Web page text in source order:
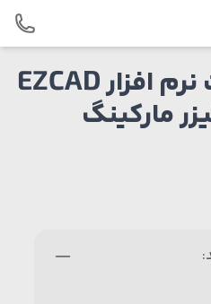
آموزش تنظیمات نرم‌ افزار EZCAD
مارکینگ